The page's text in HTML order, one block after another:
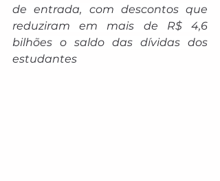
de entrada, com descontos que
reduziram em mais de R$ 4,6
bilhões o saldo das dívidas dos
estudantes